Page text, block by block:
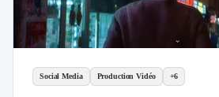
Social Media Production Vidéo +6